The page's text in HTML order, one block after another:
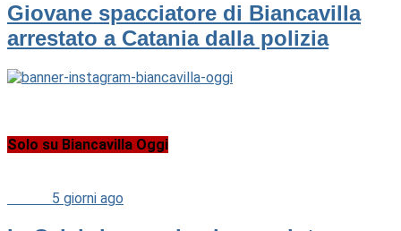
Giovane spacciatore di Biancavilla
arrestato a Catania dalla polizia
Solo su Biancavilla Oggi
5 giorni ago